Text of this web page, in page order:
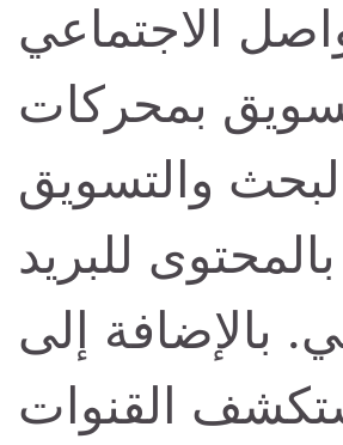
الاجتماعي
بمحركات
والتسويق
بالمحتوى للبريد
بالإضافة إلى
القنوات